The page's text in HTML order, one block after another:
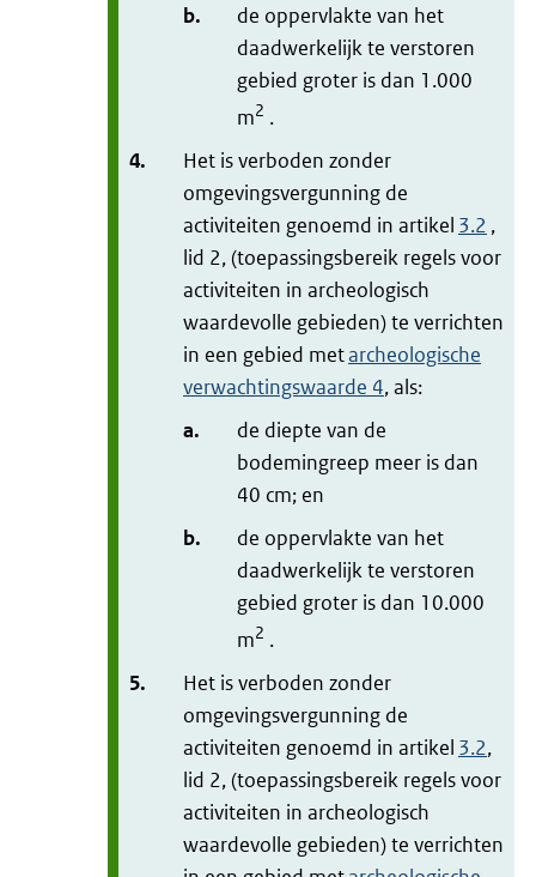
b.
de oppervlakte van het
daadwerkelijk te verstoren
gebied groter is dan 1.000
m2 .
4.
Het is verboden zonder
omgevingsvergunning de
activiteiten genoemd in artikel 3.2 ,
lid 2, (toepassingsbereik regels voor
activiteiten in archeologisch
waardevolle gebieden) te verrichten
in een gebied metarcheologische
verwachtingswaarde 4, als:
a.
de diepte van de
bodemingreep meer is dan
40 cm; en
b.
de oppervlakte van het
daadwerkelijk te verstoren
gebied groter is dan 10.000
m2 .
5.
Het is verboden zonder
omgevingsvergunning de
activiteiten genoemd in artikel 3.2,
lid 2, (toepassingsbereik regels voor
activiteiten in archeologisch
waardevolle gebieden) te verrichten